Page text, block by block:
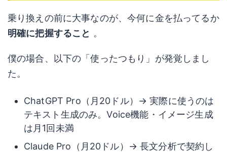
乗り換えの前に大事なのが、今何に金を払ってるか
明確に把握すること 。
僕の場合、以下の「使ったつもり」が発覚しまし
た。
ChatGPT Pro（月20ドル）→ 実際に使うのは
テキスト生成のみ。Voice機能・イメージ生成
は月1回未満
Claude Pro（月20ドル）→ 長文分析で契約し